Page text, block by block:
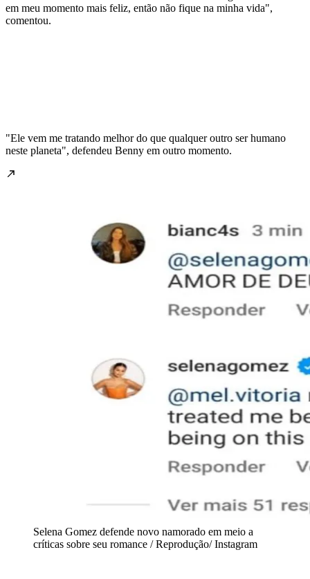
em meu momento mais feliz, então não fique na minha vida",
comentou.
"Ele vem me tratando melhor do que qualquer outro ser humano
neste planeta", defendeu Benny em outro momento.
Selena Gomez defende novo namorado em meio a
críticas sobre seu romance / Reprodução/ Instagram